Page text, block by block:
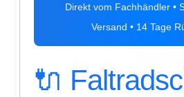
Direkt vom Fachhändler •
Versand • 14 Tage
🔌